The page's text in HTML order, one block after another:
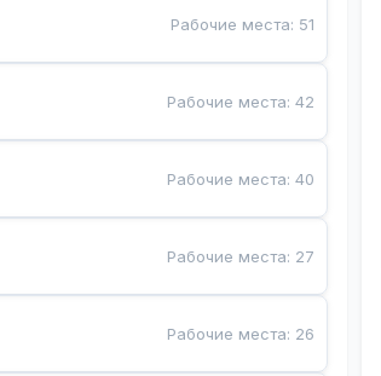
Рабочие места: 51
Рабочие места:42
Рабочие места:40
Рабочие места: 27
Рабочие места: 26